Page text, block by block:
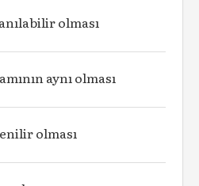
olması
aynı olması
olması